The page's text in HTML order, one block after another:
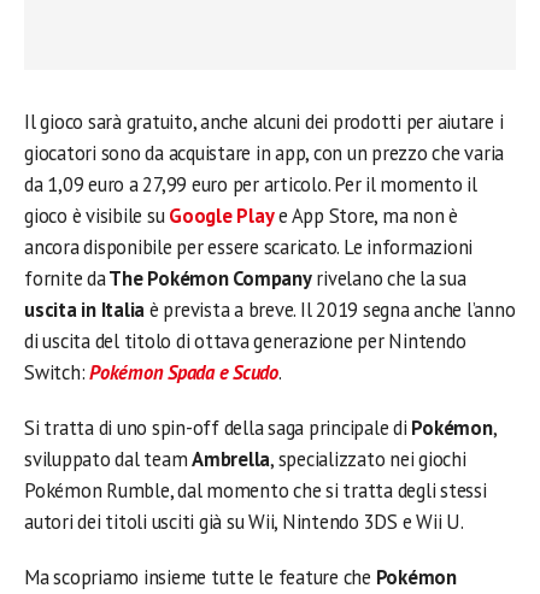
Il gioco sarà gratuito, anche alcuni dei prodotti per aiutare i
giocatori sono da acquistare in app, con un prezzo che varia
da 1,09 euro a 27,99 euro per articolo. Per il momento il
gioco è visibile suGoogle Playe App Store, ma non è
ancora disponibile per essere scaricato. Le informazioni
fornite daThe Pokémon Companyrivelano che la sua
uscita in Italiaè prevista a breve. Il 2019 segna anche l’anno
di uscita del titolo di ottava generazione per Nintendo
Switch:Pokémon Spada e Scudo.
Si tratta di uno spin-off della saga principale di Pokémon,
sviluppato dal teamAmbrella, specializzato nei giochi
Pokémon Rumble, dal momento che si tratta degli stessi
autori dei titoli usciti già su Wii, Nintendo 3DS e Wii U.
Ma scopriamo insieme tutte le feature che Pokémon